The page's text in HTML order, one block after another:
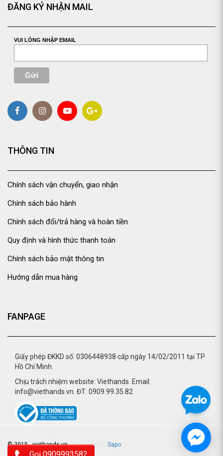
ĐĂNG KÝ NHẬN MAIL
VUI LÒNG NHẬP EMAIL
THÔNG TIN
Chính sách vận chuyển, giao nhận
Chính sách bảo hành
Chính sách đổi/trả hàng và hoàn tiền
Quy định và hình thức thanh toán
Chính sách bảo mật thông tin
Hướng dẫn mua hàng
FANPAGE
Giấy phép ĐKKD số: 0306448938 cấp ngày 14/02/2011 tại TP
Hồ Chí Minh.
Chịu trách nhiệm website: Viethands. Email:
info@viethands.vn. ĐT: 0909.99.35.82
© 2015 - viethands.vn.Cung cấp bởi Sapo